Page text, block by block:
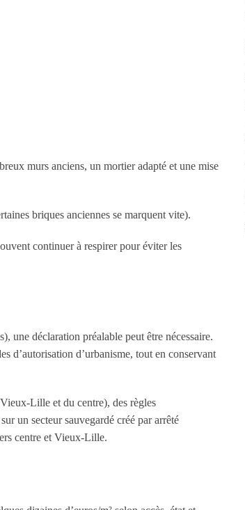
murs anciens, un mortier adapté et une mise
briques anciennes se marquent vite).
continuer à respirer pour éviter les
une déclaration préalable peut être nécessaire.
d’autorisation d’urbanisme, tout en conservant
Lille et du centre), des règles
un secteur sauvegardé créé par arrêté
centre et Vieux-Lille.